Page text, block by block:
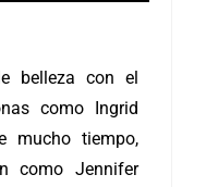
belleza con el
como Ingrid
mucho tiempo,
como Jennifer